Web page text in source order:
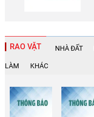
RAO VẶT NHÀ ĐẤT
LÀM KHÁC